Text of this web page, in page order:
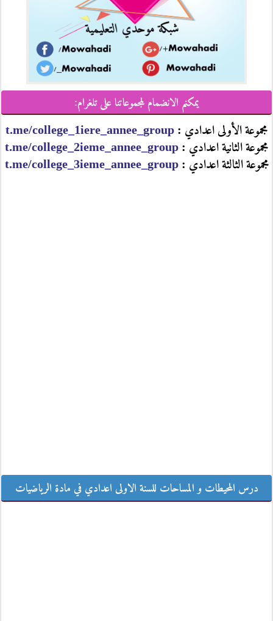
يمكنم الانضمام لمجموعاتنا على تلغرام:
مجموعة الأولى اعدادي : t.me/college_1iere_annee_group
مجموعة الثانية اعدادي : t.me/college_2ieme_annee_group
مجموعة الثالثة اعدادي :t.me/college_3ieme_annee_group
درس المحيطات و المساحات للسنة الاولى اعدادي في مادة الرياضيات
درس المحيطات و المساحات للسنة الاولى اعدادي في مادة الرياضيات